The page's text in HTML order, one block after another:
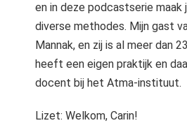
en in deze podcastserie maak
diverse methodes. Mijn gast
Mannak, en zij is al meer dan
heeft een eigen praktijk en
docent bij het Atma-instituut.
Lizet: Welkom, Carin!
worden
over
op